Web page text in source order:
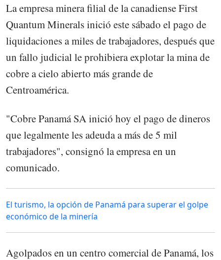
La empresa minera filial de la canadiense First
Quantum Minerals inició este sábado el pago de
liquidaciones a miles de trabajadores, después que
un fallo judicial le prohibiera explotar la mina de
cobre a cielo abierto más grande de
Centroamérica.
"Cobre Panamá SA inició hoy el pago de dineros
que legalmente les adeuda a más de 5 mil
trabajadores", consignó la empresa en un
comunicado.
El turismo, la opción de Panamá para superar el golpe
económico de la minería
Agolpados en un centro comercial de Panamá, los